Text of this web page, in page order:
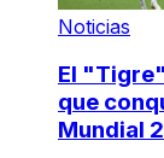
Noticias
El
que
Mundial